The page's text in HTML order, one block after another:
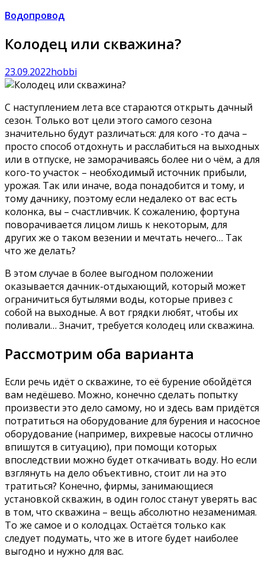
Водопровод
Колодец или скважина?
23.09.2022hobbi
С наступлением лета все стараются открыть дачный
сезон. Только вот цели этого самого сезона
значительно будут различаться: для кого -то дача –
просто способ отдохнуть и расслабиться на выходных
или в отпуске, не заморачиваясь более ни о чём, а для
кого-то участок – необходимый источник прибыли,
урожая. Так или иначе, вода понадобится и тому, и
тому дачнику, поэтому если недалеко от вас есть
колонка, вы – счастливчик. К сожалению, фортуна
поворачивается лицом лишь к некоторым, для
других же о таком везении и мечтать нечего… Так
что же делать?
В этом случае в более выгодном положении
оказывается дачник-отдыхающий, который может
ограничиться бутылями воды, которые привез с
собой на выходные. А вот грядки любят, чтобы их
поливали… Значит, требуется колодец или скважина.
Рассмотрим оба варианта
Если речь идёт о скважине, то её бурение обойдётся
вам недёшево. Можно, конечно сделать попытку
произвести это дело самому, но и здесь вам придётся
потратиться на оборудование для бурения и насосное
оборудование (например, вихревые насосы отлично
впишутся в ситуацию), при помощи которых
впоследствии можно будет откачивать воду. Но если
взглянуть на дело объективно, стоит ли на это
тратиться? Конечно, фирмы, занимающиеся
установкой скважин, в один голос станут уверять вас
в том, что скважина – вещь абсолютно незаменимая.
То же самое и о колодцах. Остаётся только как
следует подумать, что же в итоге будет наиболее
выгодно и нужно для вас.